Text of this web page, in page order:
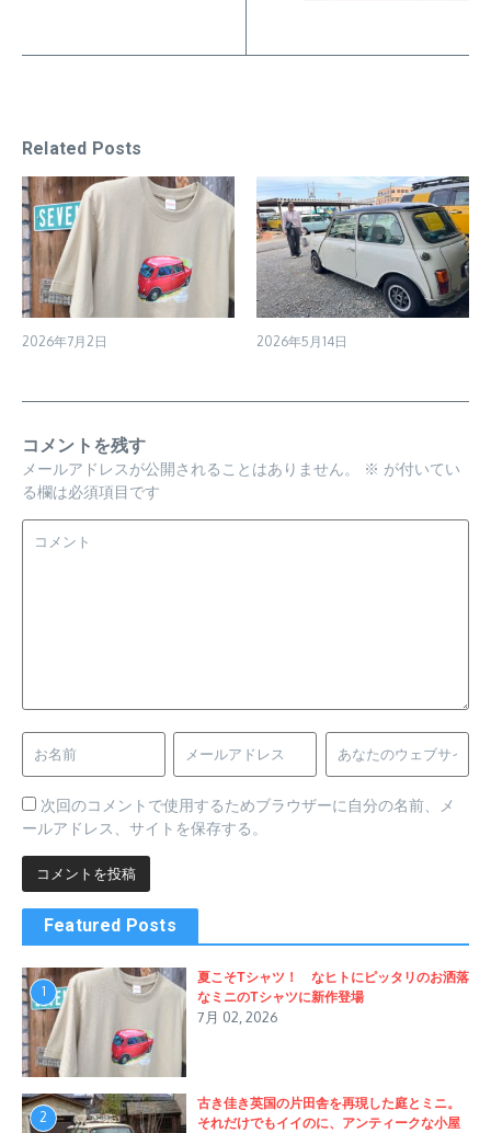
Related Posts
2026年7月2日 2026年5月14日
コメントを残す
メールアドレスが公開されることはありません。 ※ が付いてい
る欄は必須項目です
次回のコメントで使用するためブラウザーに自分の名前、メ
ールアドレス、サイトを保存する。
Featured Posts
1
夏こそTシャツ！ なヒトにピッタリのお洒落
なミニのTシャツに新作登場
7月 02, 2026
2
古き佳き英国の片田舎を再現した庭とミニ。
それだけでもイイのに、アンティークな小屋